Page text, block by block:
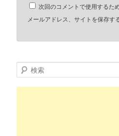
次回のコメントで使用するた
メールアドレス、サイトを保存する
検索